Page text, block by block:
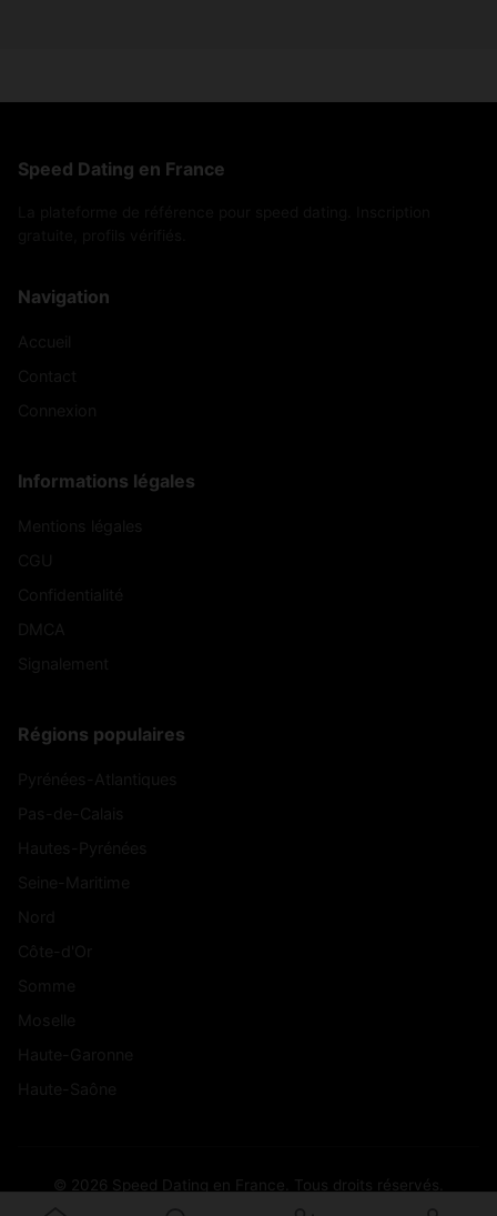
Speed Dating en France
Navigation
Informations légales
Régions populaires
© 2026 Speed Dating en France. Tous droits réservés.